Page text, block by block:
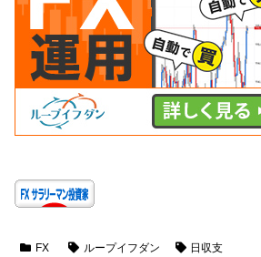
FX ループイフダン 日収支